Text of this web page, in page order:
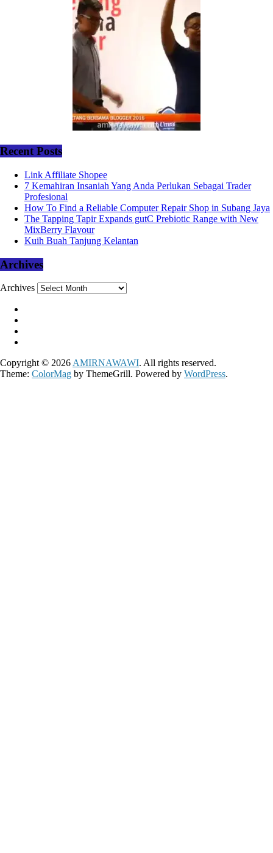
Recent Posts
Link Affiliate Shopee
7 Kemahiran Insaniah Yang Anda Perlukan Sebagai Trader
Profesional
How To Find a Reliable Computer Repair Shop in Subang Jaya
The Tapping Tapir Expands gutC Prebiotic Range with New
MixBerry Flavour
Kuih Buah Tanjung Kelantan
Archives
Archives
Copyright © 2026 AMIRNAWAWI. All rights reserved.
Theme: ColorMag by ThemeGrill. Powered by WordPress.